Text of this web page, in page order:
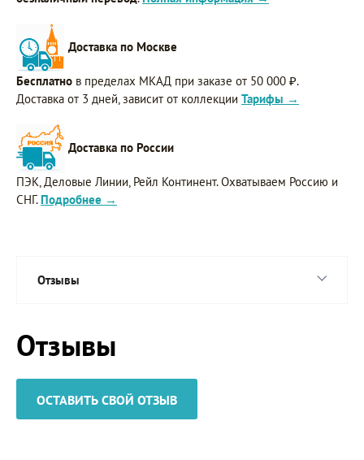
Доставка по Москве
Бесплатно в пределах МКАД при заказе от 50 000 ₽.
Доставка от 3 дней, зависит от коллекции Тарифы →
Доставка по России
ПЭК, Деловые Линии, Рейл Континент. Охватываем Россию и
СНГ. Подробнее →
Отзывы
Отзывы
ОСТАВИТЬ СВОЙ ОТЗЫВ